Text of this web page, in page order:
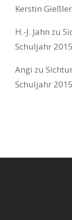
Kerstin Gießler
H.-J. Jahn zu
Schuljahr
Angi zu
Schuljahr